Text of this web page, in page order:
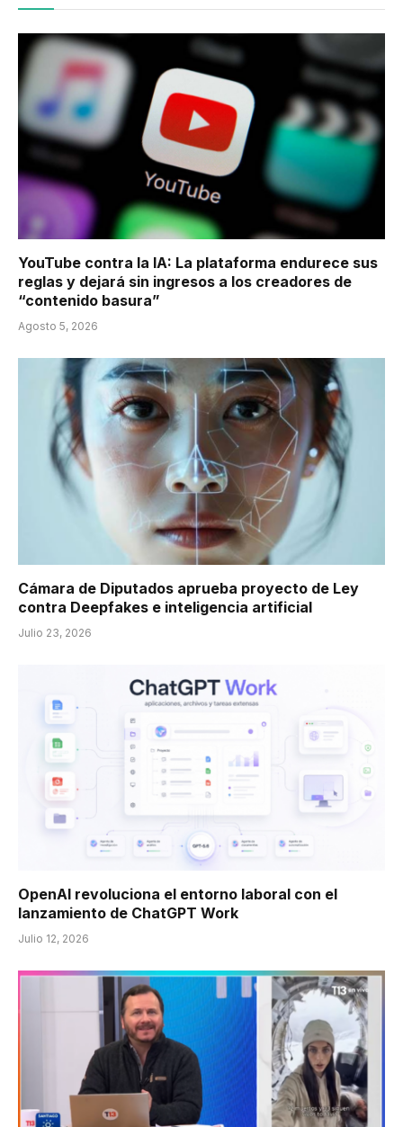
YouTube contra la IA: La plataforma endurece sus
reglas y dejará sin ingresos a los creadores de
“contenido basura”
Agosto 5, 2026
Cámara de Diputados aprueba proyecto de Ley
contra Deepfakes e inteligencia artificial
Julio 23, 2026
OpenAI revoluciona el entorno laboral con el
lanzamiento de ChatGPT Work
Julio 12, 2026